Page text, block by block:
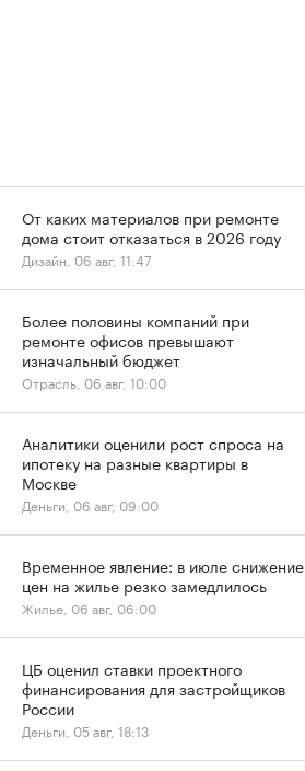
От каких материалов при ремонте
дома стоит отказаться в 2026 году
Дизайн, 06 авг, 11:47
Более половины компаний при
ремонте офисов превышают
изначальный бюджет
Отрасль, 06 авг, 10:00
Аналитики оценили рост спроса на
ипотеку на разные квартиры в
Москве
Деньги, 06 авг, 09:00
Временное явление: в июле снижение
цен на жилье резко замедлилось
Жилье, 06 авг, 06:00
ЦБ оценил ставки проектного
финансирования для застройщиков
России
Деньги, 05 авг, 18:13